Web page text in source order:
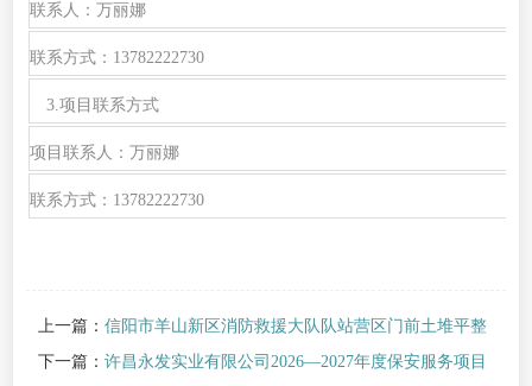
联系人：万丽娜
联系方式： 13782222730
3.项目联系方式
项目联系人：万丽娜
联系方式： 13782222730
上一篇：信阳市羊山新区消防救援大队队站营区门前土堆平整
项目成交公告
下一篇：许昌永发实业有限公司2026—2027年度保安服务项目